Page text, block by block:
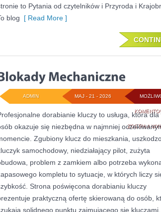
to Pytania od czytelników i Przyroda i
blog [ Read More ]
ZOSTAŁA
MAJ - 21 - 2026
ADMIN
dorabianie kluczy to usługa, która dla
okazuje się niezbędna w najmniej
Zgubiony klucz do mieszkania,
samochodowy, niedziałający pilot, zużyta
problem z zamkiem albo potrzeba
kompletu to sytuacje, w których liczy
Strona poświęcona dorabianiu kluczy
praktyczną ofertę skierowaną do osób,
solidnego punktu zajmującego się kluczami,